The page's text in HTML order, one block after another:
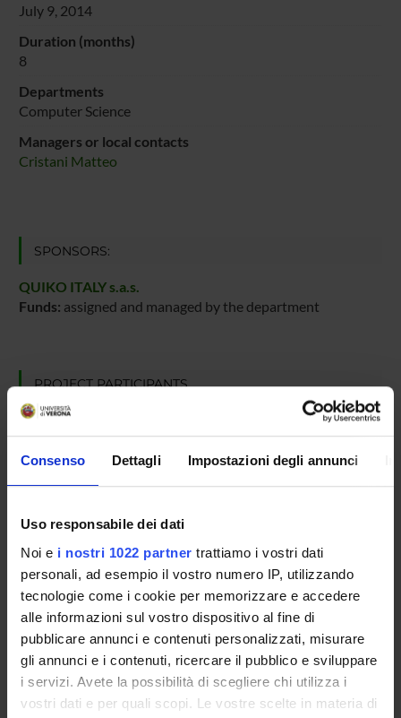
Consenso Dettagli Impostazioni degli annunci
Uso responsabile dei dati
Noi e i nostri 1022 partner trattiamo i vostri dati
personali, ad esempio il vostro numero IP, utilizzando
tecnologie come i cookie per memorizzare e accedere
alle informazioni sul vostro dispositivo al fine di
pubblicare annunci e contenuti personalizzati, misurare
gli annunci e i contenuti, ricercare il pubblico e sviluppare
i servizi. Avete la possibilità di scegliere chi utilizza i
vostri dati e per quali scopi. Le vostre scelte in materia di
July 9, 2014
Duration (months)
8
Departments
Computer Science
Managers or local contacts
Cristani Matteo
SPONSORS:
QUIKO ITALY s.a.s.
Funds: assigned and managed by the department
PROJECT PARTICIPANTS
Matteo Cristani
Associate Professor
Intelligenza Artificiale
Artificial intelligence
ACTIVITIES
RESEARCH AREAS